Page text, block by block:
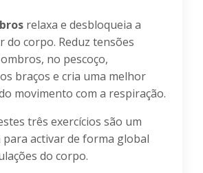
relaxa e desbloqueia a
do corpo. Reduz tensões
no pescoço,
braços e cria uma melhor
movimento com a respiração.
três exercícios são um
para activar de forma global
do corpo.